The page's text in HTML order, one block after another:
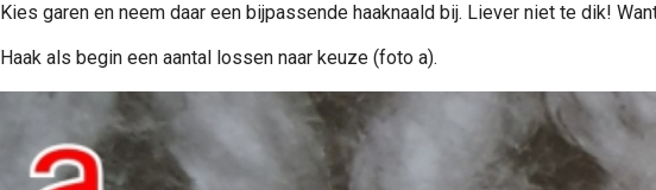
Kies garen en neem daar een bijpassende haaknaald bij. Liever niet te dik!
Haak als begin een aantal lossen naar keuze (foto a).